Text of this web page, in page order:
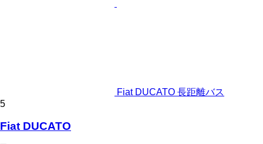
Fiat DUCATO 長距離バス
5
Fiat DUCATO